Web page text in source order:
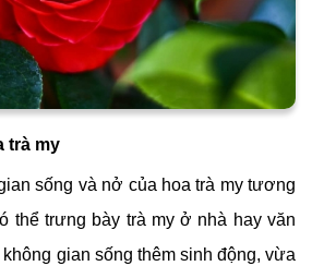
trà my
sống và nở của hoa trà my tương
thể trưng bày trà my ở nhà hay văn
gian sống thêm sinh động, vừa